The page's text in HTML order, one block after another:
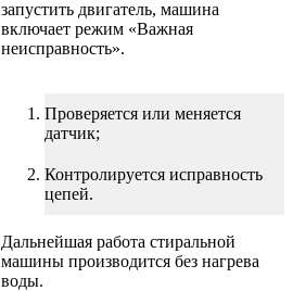
запустить двигатель, машина
включает режим «Важная
неисправность».
Проверяется или меняется
датчик;
Контролируется исправность
цепей.
Дальнейшая работа стиральной
машины производится без нагрева
воды.